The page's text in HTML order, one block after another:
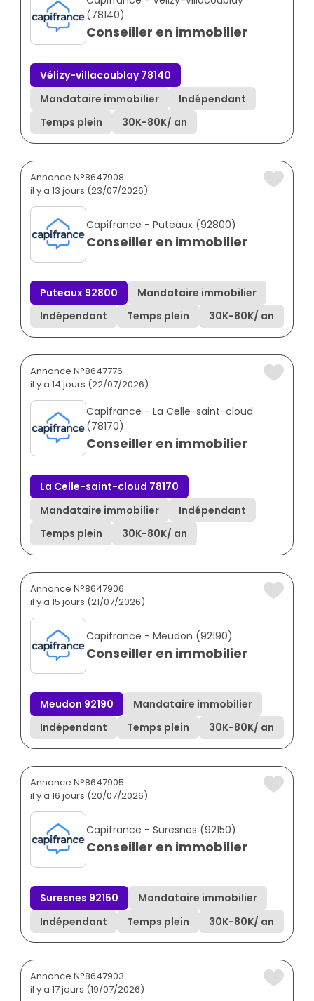
(78140)
Conseiller en immobilier
Vélizy-villacoublay 78140
Mandataire immobilier
Indépendant
Temps plein
30K-80K/ an
Annonce N°8647908
il y a 13 jours (23/07/2026)
Capifrance - Puteaux (92800)
Conseiller en immobilier
Puteaux 92800
Mandataire immobilier
Indépendant
Temps plein 30K-80K/ an
Annonce N°8647776
il y a 14 jours (22/07/2026)
Capifrance - La Celle-saint-cloud
(78170)
Conseiller en immobilier
La Celle-saint-cloud 78170
Mandataire immobilier
Indépendant
Temps plein
30K-80K/ an
Annonce N°8647906
il y a 15 jours (21/07/2026)
Capifrance - Meudon (92190)
Conseiller en immobilier
Meudon 92190
Mandataire immobilier
Indépendant
Temps plein 30K-80K/ an
Annonce N°8647905
il y a 16 jours (20/07/2026)
Capifrance - Suresnes (92150)
Conseiller en immobilier
Suresnes 92150
Mandataire immobilier
Indépendant
Temps plein 30K-80K/ an
Annonce N°8647903
il y a 17 jours (19/07/2026)